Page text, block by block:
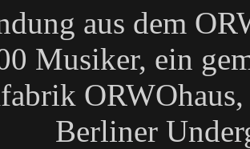
aus dem
Musiker, ein
Berliner